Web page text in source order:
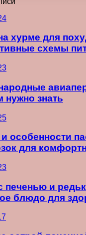
хурме для
схемы
нужно знать
и особенности
для
печенью и
блюдо для